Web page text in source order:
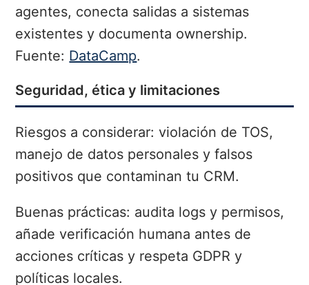
agentes, conecta salidas a sistemas
existentes y documenta ownership.
Fuente: DataCamp.
Seguridad, ética y limitaciones
Riesgos a considerar: violación de TOS,
manejo de datos personales y falsos
positivos que contaminan tu CRM.
Buenas prácticas: audita logs y permisos,
añade verificación humana antes de
acciones críticas y respeta GDPR y
políticas locales.